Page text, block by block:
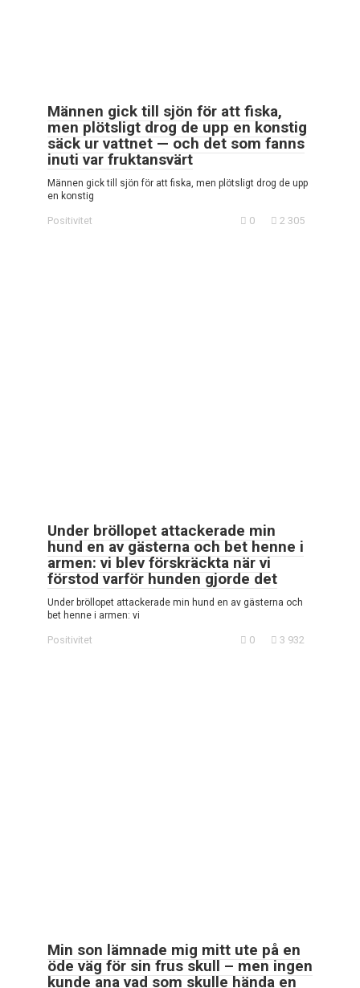
Männen gick till sjön för att fiska,
men plötsligt drog de upp en konstig
säck ur vattnet — och det som fanns
inuti var fruktansvärt
Männen gick till sjön för att fiska, men plötsligt drog de upp
en konstig
Positivitet 0 2 305
Under bröllopet attackerade min
hund en av gästerna och bet henne i
armen: vi blev förskräckta när vi
förstod varför hunden gjorde det
Under bröllopet attackerade min hund en av gästerna och
bet henne i armen: vi
Positivitet 0 3 932
Min son lämnade mig mitt ute på en
öde väg för sin frus skull – men ingen
kunde ana vad som skulle hända en